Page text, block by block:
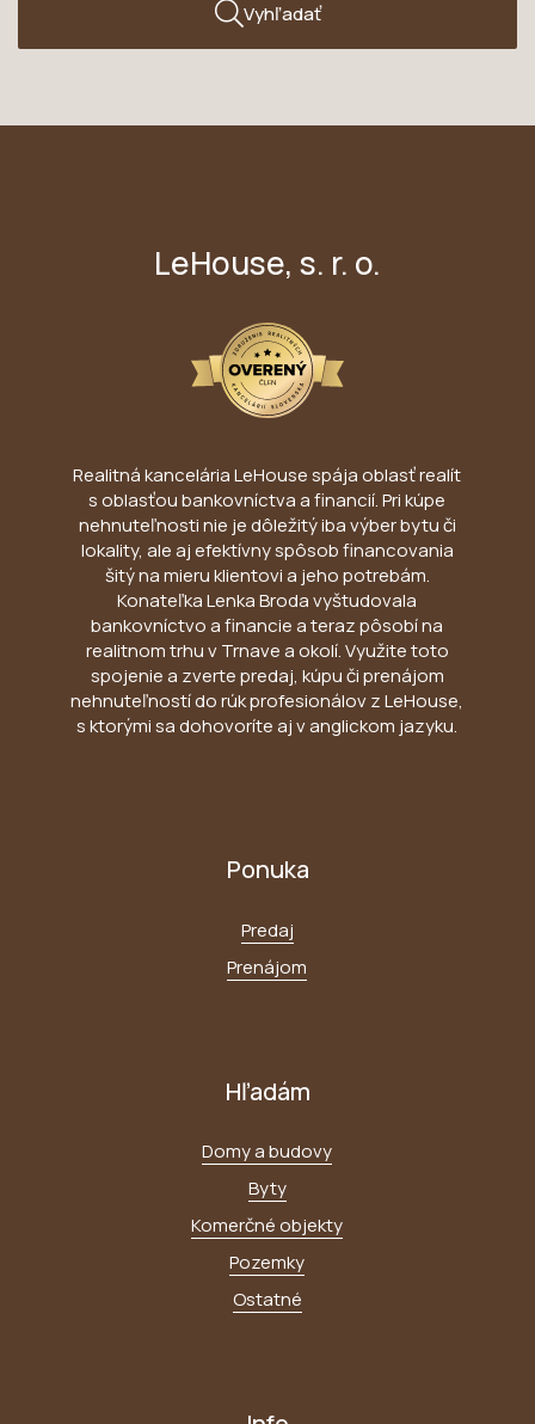
Vyhľadať
LeHouse, s. r. o.
Realitná kancelária LeHouse spája oblasť realít
s oblasťou bankovníctva a financií. Pri kúpe
nehnuteľnosti nie je dôležitý iba výber bytu či
lokality, ale aj efektívny spôsob financovania
šitý na mieru klientovi a jeho potrebám.
Konateľka Lenka Broda vyštudovala
bankovníctvo a financie a teraz pôsobí na
realitnom trhu v Trnave a okolí. Využite toto
spojenie a zverte predaj, kúpu či prenájom
nehnuteľností do rúk profesionálov z LeHouse,
s ktorými sa dohovoríte aj v anglickom jazyku.
Ponuka
Predaj
Prenájom
Hľadám
Domy a budovy
Byty
Komerčné objekty
Pozemky
Ostatné